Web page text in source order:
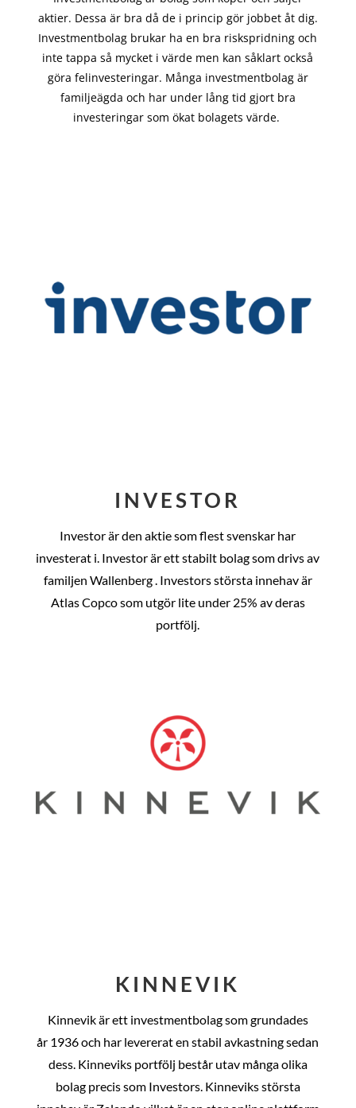
aktier. Dessa är bra då de i princip görjobbet åt dig.
Investmentbolag brukar ha en bra riskspridning och
inte tappa så mycket i värde men kan såklart också
göra felinvesteringar. Många investmentbolag är
familjeägda och har under lång tid gjort bra
investeringar som ökat bolagets värde.
INVESTOR
Investor är den aktie som flest svenskar har
investerat i. Investor är ett stabilt bolag som drivs av
familjen Wallenberg . Investors största innehav är
Atlas Copco som utgör lite under 25% av deras
portfölj.
KINNEVIK
Kinnevik är ett investmentbolag som grundades
år 1936 och har levererat en stabil avkastning sedan
dess. Kinneviks portfölj består utav många olika
bolag precis som Investors. Kinneviks största